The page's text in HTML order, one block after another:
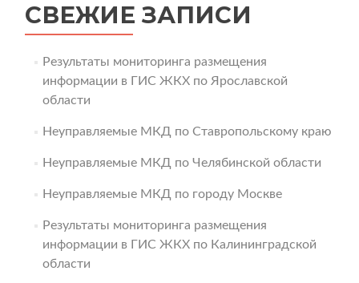
СВЕЖИЕ ЗАПИСИ
Результаты мониторинга размещения
информации в ГИС ЖКХ по Ярославской
области
Неуправляемые МКД по Ставропольскому краю
Неуправляемые МКД по Челябинской области
Неуправляемые МКД по городу Москве
Результаты мониторинга размещения
информации в ГИС ЖКХ по Калининградской
области